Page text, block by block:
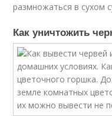
размножаться в сухом
Как уничтожить